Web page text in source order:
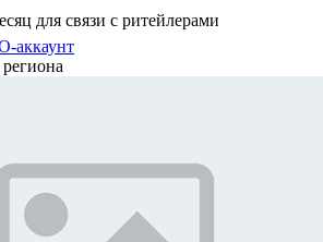
для связи с ритейлерами
аккаунт